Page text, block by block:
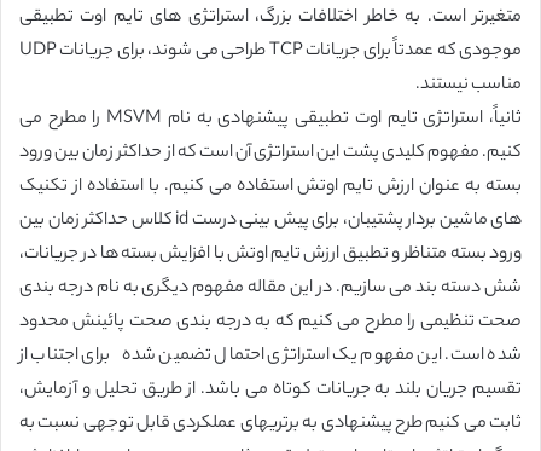
متغیرتر است. به خاطر اختلافات بزرگ، استراتژی های تایم اوت تطبیقی
موجودی که عمدتاً برای جریانات TCP طراحی می شوند، برای جریانات UDP
مناسب نیستند.
ثانیاً، استراتژی تایم اوت تطبیقی پیشنهادی به نام MSVM را مطرح می
کنیم. مفهوم کلیدی پشت این استراتژی آن است که از حداکثر زمان بین ورود
بسته به عنوان ارزش تایم اوتش استفاده می کنیم. با استفاده از تکنیک
های ماشین بردار پشتیبان، برای پیش بینی درست id کلاس حداکثر زمان بین
ورود بسته متناظر و تطبیق ارزش تایم اوتش با افزایش بسته ها در جریانات،
شش دسته بند می سازیم. در این مقاله مفهوم دیگری به نام درجه بندی
صحت تنظیمی را مطرح می کنیم که به درجه بندی صحت پائینش محدود
شده است. این مفهوم یک استراتژی احتمال تضمین شده برای اجتناب از
تقسیم جریان بلند به جریانات کوتاه می باشد. از طریق تحلیل و آزمایش،
ثابت می کنیم طرح پیشنهادی به برتریهای عملکردی قابل توجهی نسبت به